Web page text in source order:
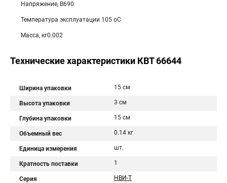
Напряжение, В690
Температура эксплуатации 105 оС
Масса, кг0.002
Технические характеристики КВТ 66644
Ширина упаковки 15 см
Высота упаковки 3 см
Глубина упаковки 15 см
Объемный вес 0.14 кг
Единица измерения шт.
Кратность поставки 1
Серия НВИ-Т